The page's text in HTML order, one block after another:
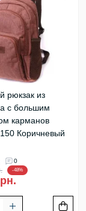
рюкзак из
с большим
карманов
Коричневый
0
-48%